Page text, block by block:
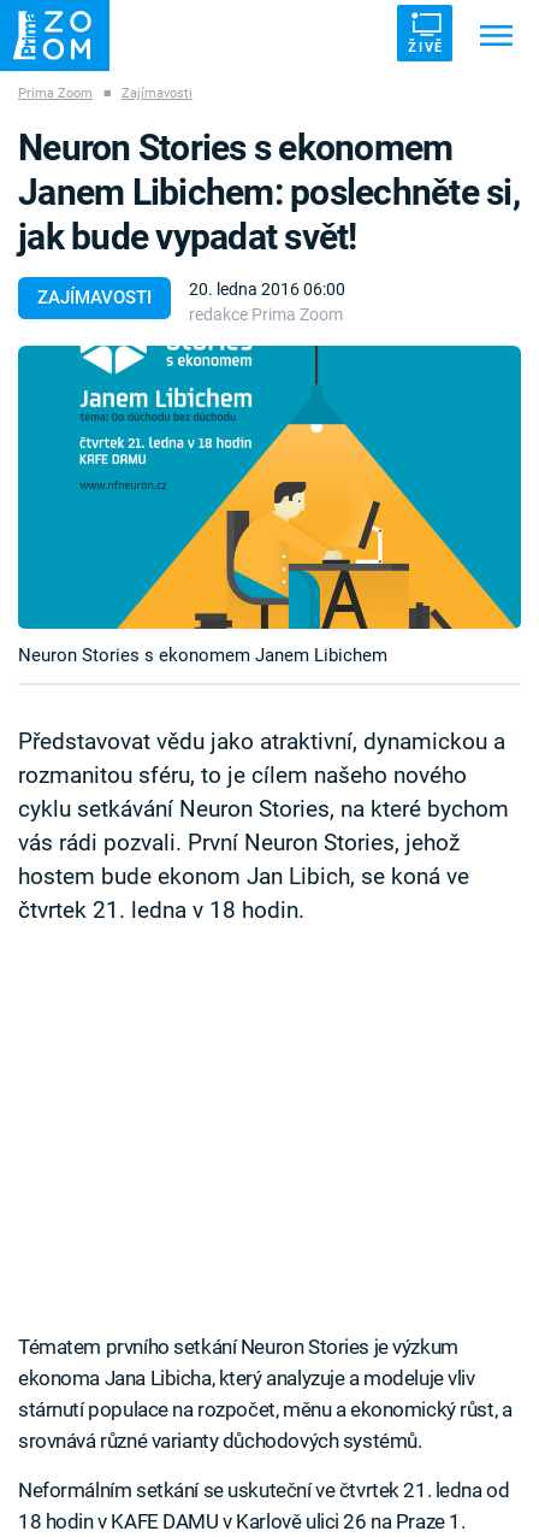
ŽIVĚ
ZÁHADY VETŘELCI DÁVNOVĚKU
Témata
Témata
Pořady
Sledujte prima+
Sledujte nás
Prima Zoom ■ Zajímavosti
ZAJÍMAVOSTI
20. ledna 2016 06:00
redakce Prima Zoom
Neuron Stories s ekonomem
Janem Libichem: poslechněte si,
jak bude vypadat svět!
Neuron Stories s ekonomem Janem Libichem
Představovat vědu jako atraktivní, dynamickou a
rozmanitou sféru, to je cílem našeho nového
cyklu setkávání Neuron Stories, na které bychom
vás rádi pozvali. První Neuron Stories, jehož
hostem bude ekonom Jan Libich, se koná ve
čtvrtek 21. ledna v 18 hodin.
Tématem prvního setkání Neuron Stories je výzkum
ekonoma Jana Libicha, který analyzuje a modeluje vliv
stárnutí populace na rozpočet, měnu a ekonomický růst, a
srovnává různé varianty důchodových systémů.
Neformálním setkání se uskuteční ve čtvrtek 21. ledna od
18 hodin v KAFE DAMU v Karlově ulici 26 na Praze 1.